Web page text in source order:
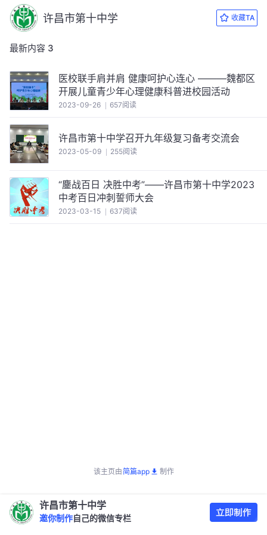
许昌市第十中学 收藏TA
最新内容 3
医校联手肩并肩 健康呵护心连心 ———魏都区
开展儿童青少年心理健康科普进校园活动
2023-09-26 657阅读
许昌市第十中学召开九年级复习备考交流会
2023-05-09 255阅读
“鏖战百日 决胜中考”——许昌市第十中学2023
中考百日冲刺誓师大会
2023-03-15 637阅读
该主页由简篇app 制作
许昌市第十中学
邀你制作 自己的微信专栏